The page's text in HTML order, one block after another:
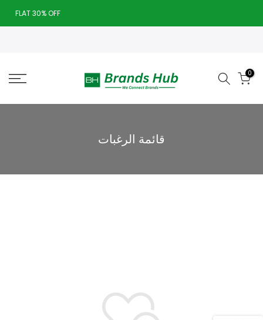
تخطى
الى
FLAT 30% OFF
Today deal sale off 70%. End in. Hurry Up!!
0
قائمة الرغبات